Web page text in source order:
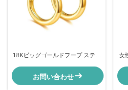
18Kビッグゴールドフープ ステン
ラージ シルバーフープピアス
お問い合わせ
女